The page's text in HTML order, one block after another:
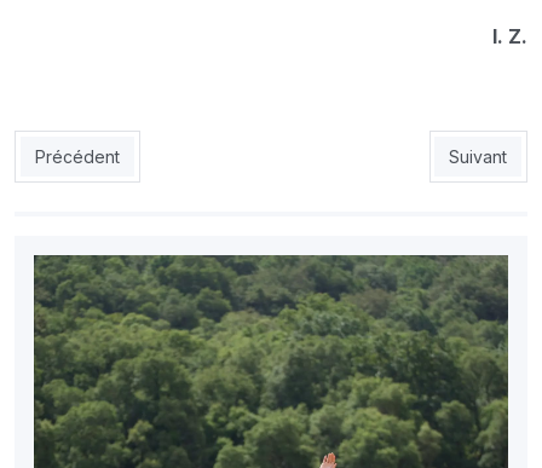
I. Z.
Article précédent : MCA 1 _ USMA 0 : le calice jusqu’à la lie
Précédent Article
Suivant